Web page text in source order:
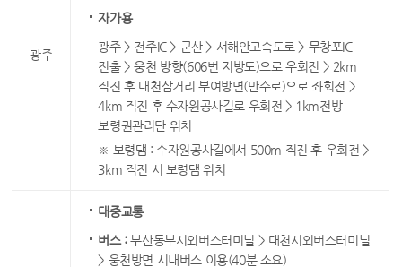
광주
자가용
광주 > 전주IC > 군산 > 서해안고속도로 > 무창포IC
진출 > 웅천 방향(606번 지방도)으로 우회전 > 2km
직진 후 대천삼거리 부여방면(만수로)으로 좌회전 >
4km 직진 후 수자원공사길로 우회전 > 1km전방
보령권관리단 위치
※ 보령댐 : 수자원공사길에서 500m 직진 후 우회전 >
3km 직진 시 보령댐 위치
대중교통
버스 :부산동부시외버스터미널 > 대천시외버스터미널
> 웅천방면 시내버스 이용(40분 소요)